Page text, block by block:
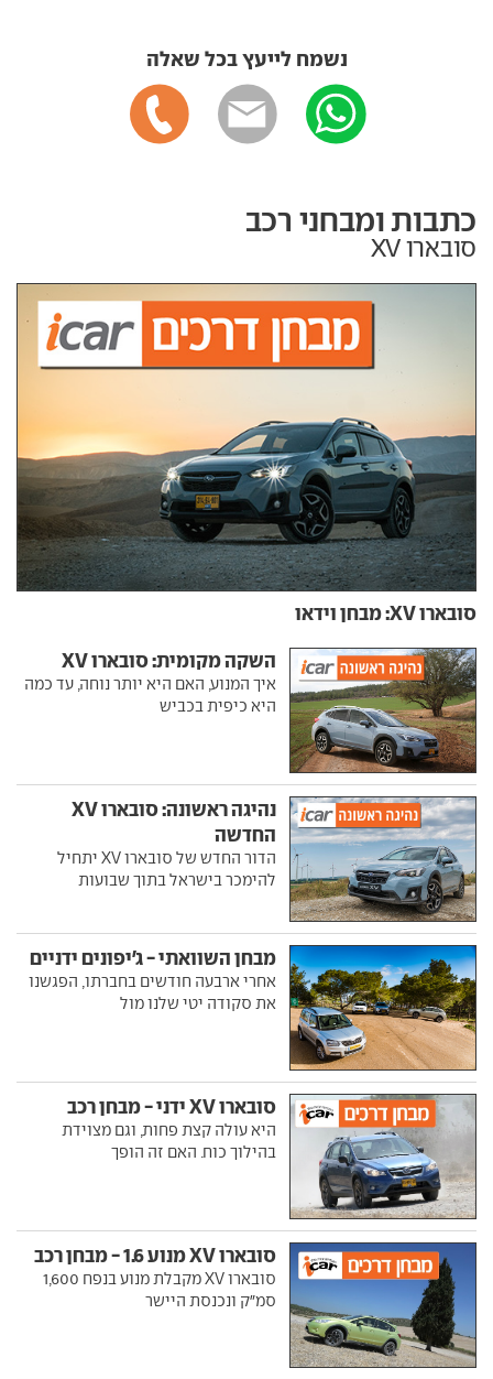
נשמח לייעץ בכל שאלה
כתבות ומבחני רכב
סובארו XV
סובארו XV: מבחן וידאו
השקה מקומית: סובארו XV
איך המנוע, האם היא יותר נוחה, עד כמה
היא כיפית בכביש
נהיגה ראשונה: סובארו XV
החדשה
הדור החדש של סובארו XV יתחיל
להימכר בישראל בתוך שבועות
מבחן השוואתי - ג'יפונים ידניים
אחרי ארבעה חודשים בחברתו, הפגשנו
את סקודה יטי שלנו מול
סובארו XV ידני - מבחן רכב
היא עולה קצת פחות, וגם מצוידת
בהילוך כוח. האם זה הופך
סובארו XV מנוע 1.6 - מבחן רכב
סובארו XV מקבלת מנוע בנפח 1,600
סמ"ק ונכנסת היישר